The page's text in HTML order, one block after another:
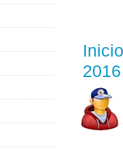
Inicio
2016